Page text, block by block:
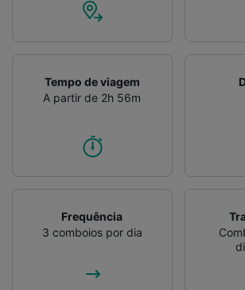
Tempo de viagem
A partir de 2h 56m
Frequência
3 comboios por dia